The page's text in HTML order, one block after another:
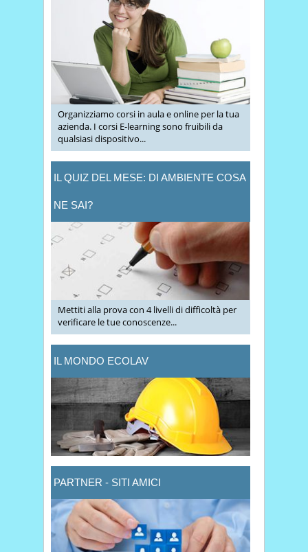
Organizziamo corsi in aula e online per la tua
azienda. I corsi E-learning sono fruibili da
qualsiasi dispositivo...
IL QUIZ DEL MESE: DI AMBIENTE COSA
NE SAI?
Mettiti alla prova con 4 livelli di difficoltà per
verificare le tue conoscenze...
IL MONDO ECOLAV
PARTNER - SITI AMICI